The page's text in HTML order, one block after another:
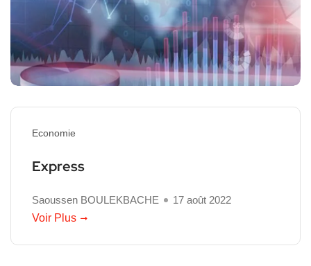
Economie
Express
Saoussen BOULEKBACHE
17 août 2022
Voir Plus